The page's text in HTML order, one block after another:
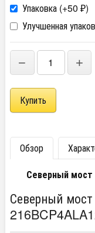
Упаковка (+50 ₽)
Улучшенная
− +
Обзор
Северный
Северный